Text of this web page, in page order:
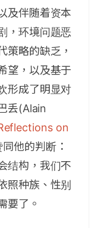
及伴随着资本
，环境问题恶
策略的缺乏，
望，以及基于
形成了明显对
丢(Alain
on
他的判断：
结构，我们不
照种族、性别
要了。